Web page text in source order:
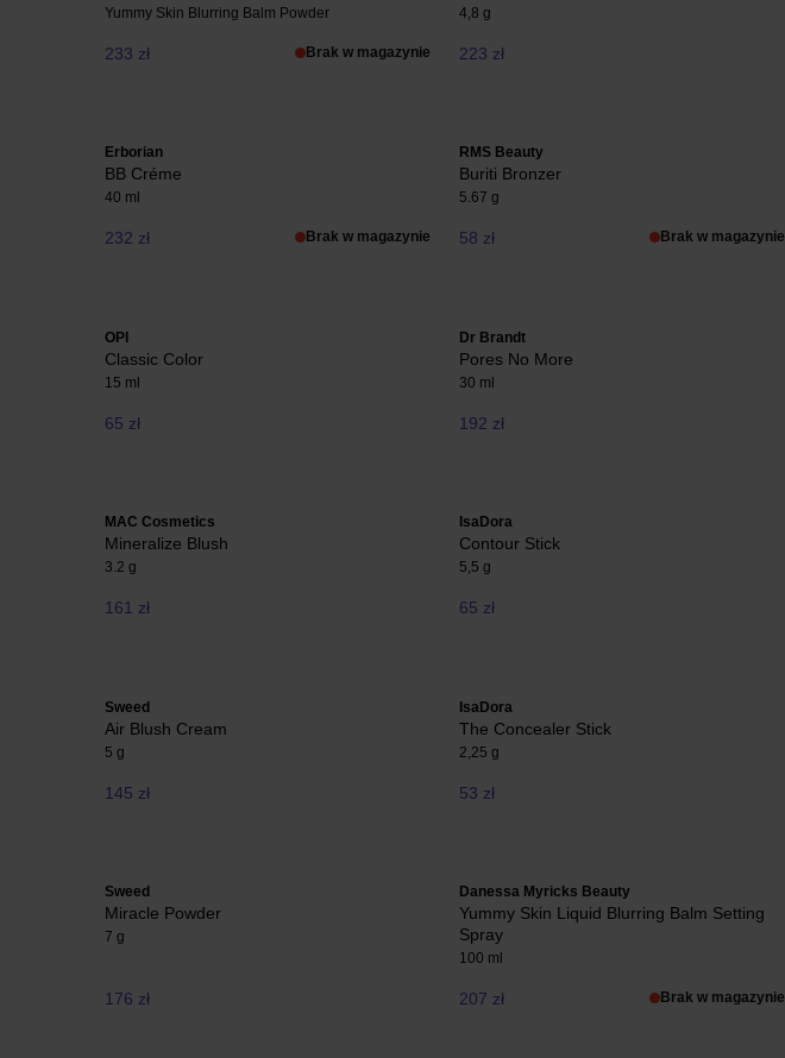
Yummy Skin Blurring Balm Powder
233 zł Brak w magazynie
4,8 g
223 zł
Erborian
BB Créme
40 ml
232 zł Brak w magazynie
RMS Beauty
Buriti Bronzer
5.67 g
58 zł Brak w magazynie
OPI
Classic Color
15 ml
65 zł
Dr Brandt
Pores No More
30 ml
192 zł
MAC Cosmetics
Mineralize Blush
3.2 g
161 zł
IsaDora
Contour Stick
5,5 g
65 zł
Sweed
Air Blush Cream
5 g
145 zł
IsaDora
The Concealer Stick
2,25 g
53 zł
Sweed
Miracle Powder
7 g
176 zł
Danessa Myricks Beauty
Yummy Skin Liquid Blurring Balm Setting
Spray
100 ml
207 zł Brak w magazynie